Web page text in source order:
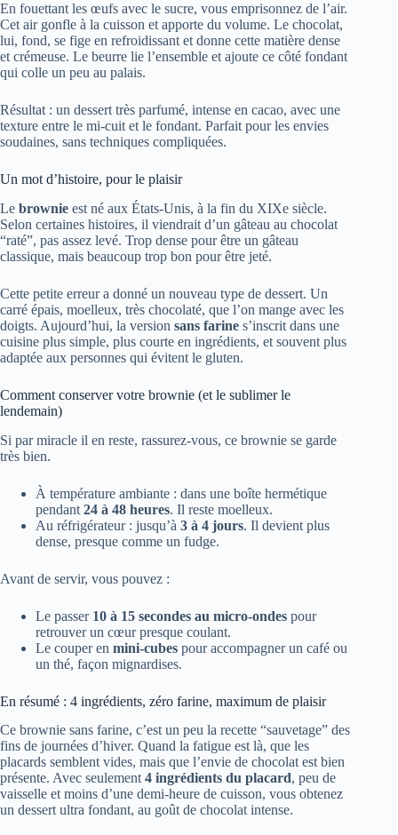
En fouettant les œufs avec le sucre, vous emprisonnez de l’air.
Cet air gonfle à la cuisson et apporte du volume. Le chocolat,
lui, fond, se fige en refroidissant et donne cette matière dense
et crémeuse. Le beurre lie l’ensemble et ajoute ce côté fondant
qui colle un peu au palais.
Résultat : un dessert très parfumé, intense en cacao, avec une
texture entre le mi-cuit et le fondant. Parfait pour les envies
soudaines, sans techniques compliquées.
Un mot d’histoire, pour le plaisir
Le brownie est né aux États-Unis, à la fin du XIXe siècle.
Selon certaines histoires, il viendrait d’un gâteau au chocolat
“raté”, pas assez levé. Trop dense pour être un gâteau
classique, mais beaucoup trop bon pour être jeté.
Cette petite erreur a donné un nouveau type de dessert. Un
carré épais, moelleux, très chocolaté, que l’on mange avec les
doigts. Aujourd’hui, la version sans farine s’inscrit dans une
cuisine plus simple, plus courte en ingrédients, et souvent plus
adaptée aux personnes qui évitent le gluten.
Comment conserver votre brownie (et le sublimer le
lendemain)
Si par miracle il en reste, rassurez-vous, ce brownie se garde
très bien.
À température ambiante : dans une boîte hermétique
pendant 24 à 48 heures. Il reste moelleux.
Au réfrigérateur : jusqu’à 3 à 4 jours. Il devient plus
dense, presque comme un fudge.
Avant de servir, vous pouvez :
Le passer 10 à 15 secondes au micro-ondes pour
retrouver un cœur presque coulant.
Le couper en mini-cubes pour accompagner un café ou
un thé, façon mignardises.
En résumé : 4 ingrédients, zéro farine, maximum de plaisir
Ce brownie sans farine, c’est un peu la recette “sauvetage” des
fins de journées d’hiver. Quand la fatigue est là, que les
placards semblent vides, mais que l’envie de chocolat est bien
présente. Avec seulement4 ingrédients du placard, peu de
vaisselle et moins d’une demi-heure de cuisson, vous obtenez
un dessert ultra fondant, au goût de chocolat intense.